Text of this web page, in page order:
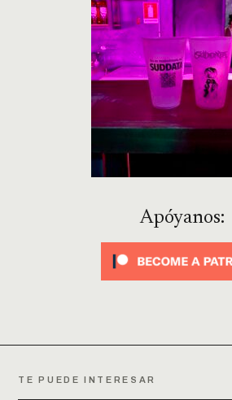
Apóyanos:
TE PUEDE INTERESAR